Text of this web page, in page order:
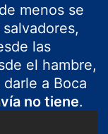
menos se
las
el hambre,
a Boca
no tiene.